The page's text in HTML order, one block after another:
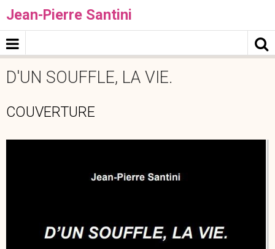
Jean-Pierre Santini
D'UN SOUFFLE, LA VIE.
COUVERTURE